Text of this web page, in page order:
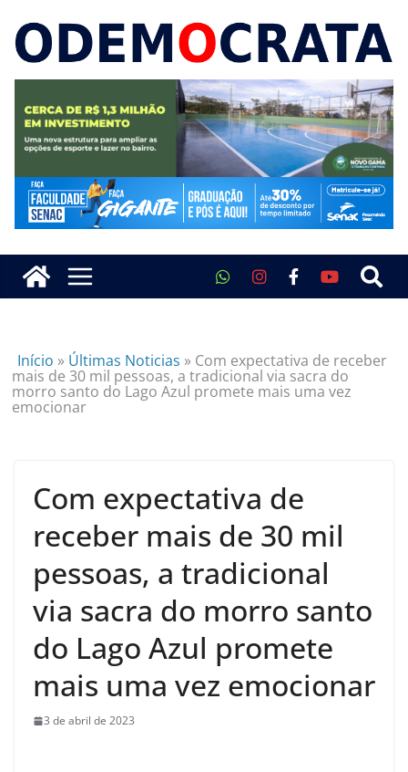
Início » Últimas Noticias » Com expectativa de receber
mais de 30 mil pessoas, a tradicional via sacra do
morro santo do Lago Azul promete mais uma vez
emocionar
Com expectativa de
receber mais de 30 mil
pessoas, a tradicional
via sacra do morro santo
do Lago Azul promete
mais uma vez emocionar
3 de abril de 2023